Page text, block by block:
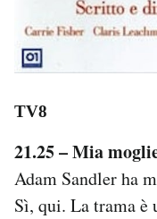
TV8
21.25 – Mia
Adam Sandler ha
Sì, qui. La trama è